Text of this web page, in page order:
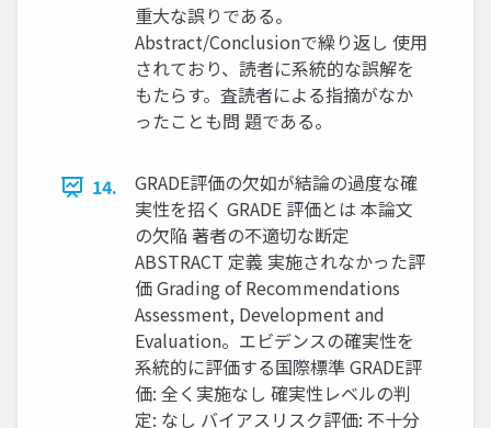
重大な誤りである。
Abstract/Conclusionで繰り返し 使用
されており、読者に系統的な誤解を
もたらす。査読者による指摘がなか
ったことも問 題である。
14.
GRADE評価の欠如が結論の過度な確
実性を招く GRADE 評価とは 本論文
の欠陥 著者の不適切な断定
ABSTRACT 定義 実施されなかった評
価 Grading of Recommendations
Assessment, Development and
Evaluation。エビデンスの確実性を
系統的に評価する国際標準 GRADE評
価: 全く実施なし 確実性レベルの判
定: なし バイアスリスク評価: 不十分